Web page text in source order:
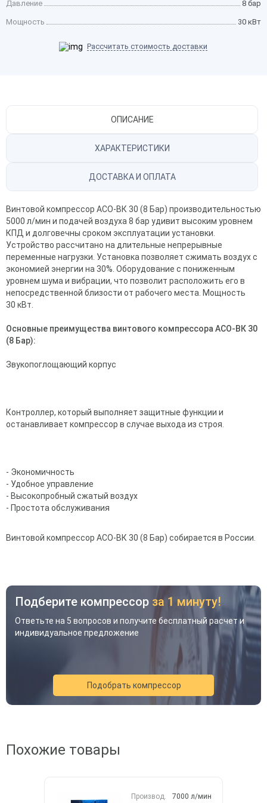
Давление 8 бар
Мощность 30 кВт
Рассчитать стоимость доставки
ОПИСАНИЕ
ХАРАКТЕРИСТИКИ
ДОСТАВКА И ОПЛАТА
Винтовой компрессор АСО-ВК 30 (8 Бар) производительностью
5000 л/мин и подачей воздуха 8 бар удивит высоким уровнем
КПД и долговечны сроком эксплуатации установки.
Устройство рассчитано на длительные непрерывные
переменные нагрузки. Установка позволяет сжимать воздух с
экономией энергии на 30%. Оборудование с пониженным
уровнем шума и вибрации, что позволит расположить его в
непосредственной близости от рабочего места. Мощность
30 кВт.
Основные преимущества винтового компрессора АСО-ВК 30
(8 Бар):
Звукопоглощающий корпус
Контроллер, который выполняет защитные функции и
останавливает компрессор в случае выхода из строя.
- Экономичность
- Удобное управление
- Высокопробный сжатый воздух
- Простота обслуживания
Винтовой компрессор АСО-ВК 30 (8 Бар) собирается в России.
Подберите компрессор за 1 минуту!
Ответьте на 5 вопросов и получите бесплатный расчет и
индивидуальное предложение
Подобрать компрессор
Похожие товары
Производ. 7000 л/мин